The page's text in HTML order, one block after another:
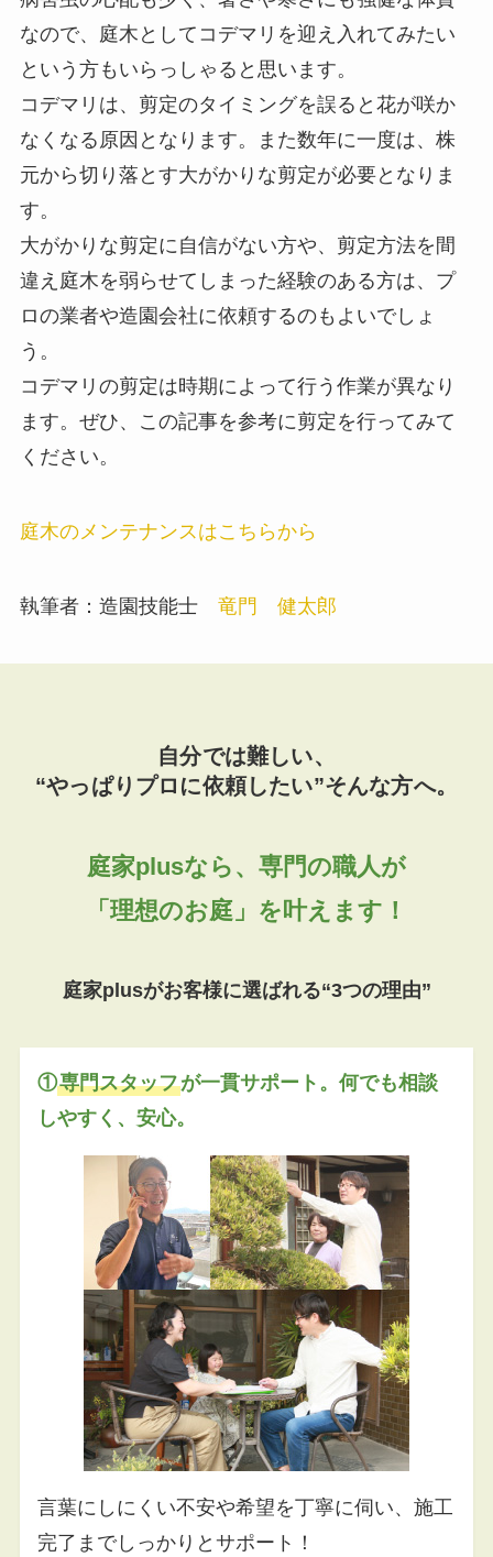
なので、庭木としてコデマリを迎え入れてみたい
という方もいらっしゃると思います。
コデマリは、剪定のタイミングを誤ると花が咲か
なくなる原因となります。また数年に一度は、株
元から切り落とす大がかりな剪定が必要となりま
す。
大がかりな剪定に自信がない方や、剪定方法を間
違え庭木を弱らせてしまった経験のある方は、プ
ロの業者や造園会社に依頼するのもよいでしょ
う。
コデマリの剪定は時期によって行う作業が異なり
ます。ぜひ、この記事を参考に剪定を行ってみて
ください。
庭木のメンテナンスはこちらから
執筆者：造園技能士 竜門 健太郎
自分では難しい、
“やっぱりプロに依頼したい”そんな方へ。
庭家plusなら、専門の職人が
「理想のお庭」を叶えます！
庭家plusがお客様に選ばれる“3つの理由”
①専門スタッフが一貫サポート。何でも相談
しやすく、安心。
言葉にしにくい不安や希望を丁寧に伺い、施工
完了までしっかりとサポート！